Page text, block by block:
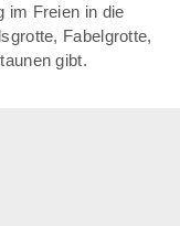
im Freien in die
Fabelgrotte,
gibt.